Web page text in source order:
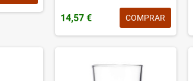
14,57 € COMPRAR